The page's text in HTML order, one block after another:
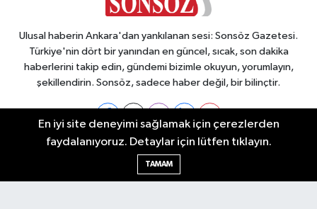
Ulusal haberin Ankara'dan yankılanan sesi: Sonsöz Gazetesi.
Türkiye'nin dört bir yanından en güncel, sıcak, son dakika
haberlerini takip edin, gündemi bizimle okuyun, yorumlayın,
şekillendirin. Sonsöz, sadece haber değil, bir bilinçtir.
Ankara Nöbetçi Eczaneler
En iyi site deneyimi sağlamak için çerezlerden
faydalanıyoruz. Detaylar için lütfen tıklayın.
TAMAM